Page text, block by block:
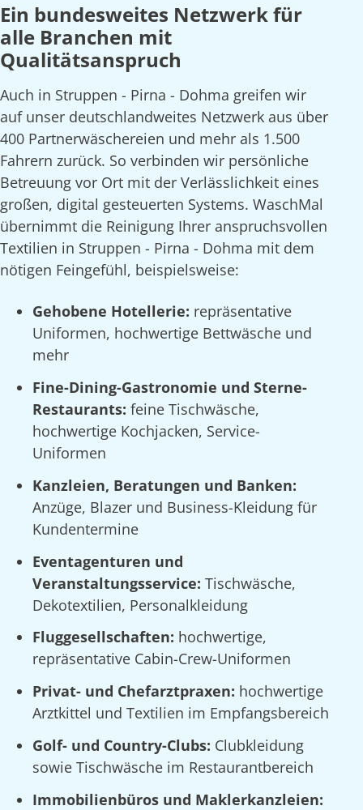
Ein bundesweites Netzwerk für
alle Branchen mit
Qualitätsanspruch
Auch in Struppen - Pirna - Dohma greifen wir
auf unser deutschlandweites Netzwerk aus über
400 Partnerwäschereien und mehr als 1.500
Fahrern zurück. So verbinden wir persönliche
Betreuung vor Ort mit der Verlässlichkeit eines
großen, digital gesteuerten Systems. WaschMal
übernimmt die Reinigung Ihrer anspruchsvollen
Textilien in Struppen - Pirna - Dohma mit dem
nötigen Feingefühl, beispielsweise:
Gehobene Hotellerie: repräsentative
Uniformen, hochwertige Bettwäsche und
mehr
Fine-Dining-Gastronomie und Sterne-
Restaurants: feine Tischwäsche,
hochwertige Kochjacken, Service-
Uniformen
Kanzleien, Beratungen und Banken:
Anzüge, Blazer und Business-Kleidung für
Kundentermine
Eventagenturen und
Veranstaltungsservice: Tischwäsche,
Dekotextilien, Personalkleidung
Fluggesellschaften: hochwertige,
repräsentative Cabin-Crew-Uniformen
Privat- und Chefarztpraxen: hochwertige
Arztkittel und Textilien im Empfangsbereich
Golf- und Country-Clubs: Clubkleidung
sowie Tischwäsche im Restaurantbereich
Immobilienbüros und Maklerkanzleien: